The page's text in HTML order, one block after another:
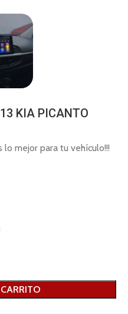
KIA PICANTO
lo mejor para tu vehículo!!!